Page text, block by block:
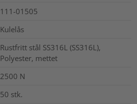
111-01505
Kulelås
Rustfritt stål SS316L (SS316L),
Polyester, mettet
2500 N
50 stk.